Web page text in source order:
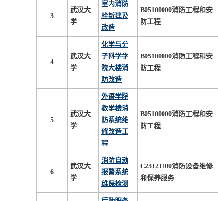
3
武汉大
学
室内消防
栓新建及
改造
B05100000消防工程和安
防工程
4
武汉大
学
化学与分
子科学学
院大楼消
防改造
B05100000消防工程和安
防工程
5
武汉大
学
外语学院
教学楼消
防系统维
修改造工
程
B05100000消防工程和安
防工程
6
武汉大
学
消防自动
报警系统
维保检测
C23121100消防设备维修
和保养服务